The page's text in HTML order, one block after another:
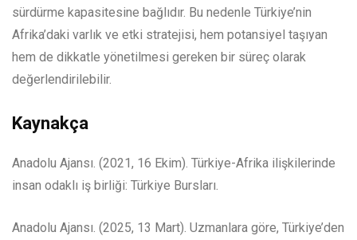
sürdürme kapasitesine bağlıdır. Bu nedenle Türkiye’nin
Afrika’daki varlık ve etki stratejisi, hem potansiyel taşıyan
hem de dikkatle yönetilmesi gereken bir süreç olarak
değerlendirilebilir.
Kaynakça
Anadolu Ajansı. (2021, 16 Ekim). Türkiye-Afrika ilişkilerinde
insan odaklı iş birliği: Türkiye Bursları.
Anadolu Ajansı. (2025, 13 Mart). Uzmanlara göre, Türkiye’den